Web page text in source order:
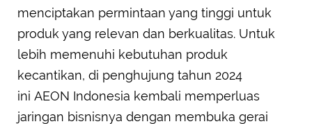
menciptakan permintaan yang tinggi untuk
produk yang relevan dan berkualitas. Untuk
lebih memenuhi kebutuhan produk
kecantikan, di penghujung tahun 2024
ini AEON Indonesia kembali memperluas
jaringan bisnisnya dengan membuka gerai